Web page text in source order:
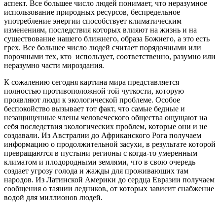
аспект. Все большее число людей понимает, что неразумное
использование природных ресурсов, беспредельное
употребление энергии способствует климатическим
изменениям, последствия которых влияют на жизнь и на
существование нашего ближнего, образа Божиего, а это есть
грех. Все большее число людей считает порядочными или
порочными тех, кто использует, соответственно, разумно или
неразумно части мироздания.
К сожалению сегодня картина мира представляется
полностью противоположной той чуткости, которую
проявляют люди к экологической проблеме. Особое
беспокойство вызывает тот факт, что самые бедные и
незащищенные члены человеческого общества ощущают на
себя последствия экологических проблем, которые они и не
создавали. Из Австралии до Африканского Рога получаем
информацию о продолжительной засухи, в результате которой
превращаются в пустыни регионы с когда-то умеренным
климатом и плодородными землями, что в свою очередь
создает угрозу голода и жажды для проживающих там
народов. Из Латинской Америки до сердца Евразии получаем
сообщения о таянии ледников, от которых зависит снабжение
водой для миллионов людей.